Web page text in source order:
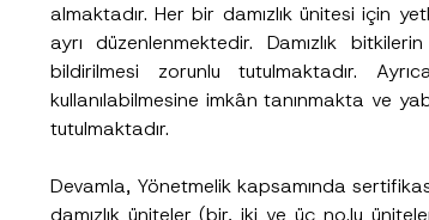
almaktadır. Her bir damızlık ünitesi için
ayrı düzenlenmektedir. Damızlık
bildirilmesi zorunlu tutulmaktadır.
kullanılabilmesine imkân tanınmakta ve
tutulmaktadır.
Devamla, Yönetmelik kapsamında
damızlık üniteler (bir, iki ve üç no.lu